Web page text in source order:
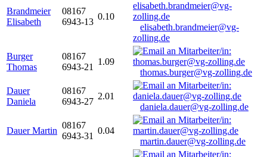
Brandmeier
Elisabeth
08167
6943-13
0.10
elisabeth.brandmeier@vg-
zolling.de
Burger
Thomas
08167
6943-21
1.09
thomas.burger@vg-zolling.de
Dauer
Daniela
08167
6943-27
2.01
daniela.dauer@vg-zolling.de
Dauer Martin
08167
6943-31
0.04
martin.dauer@vg-zolling.de